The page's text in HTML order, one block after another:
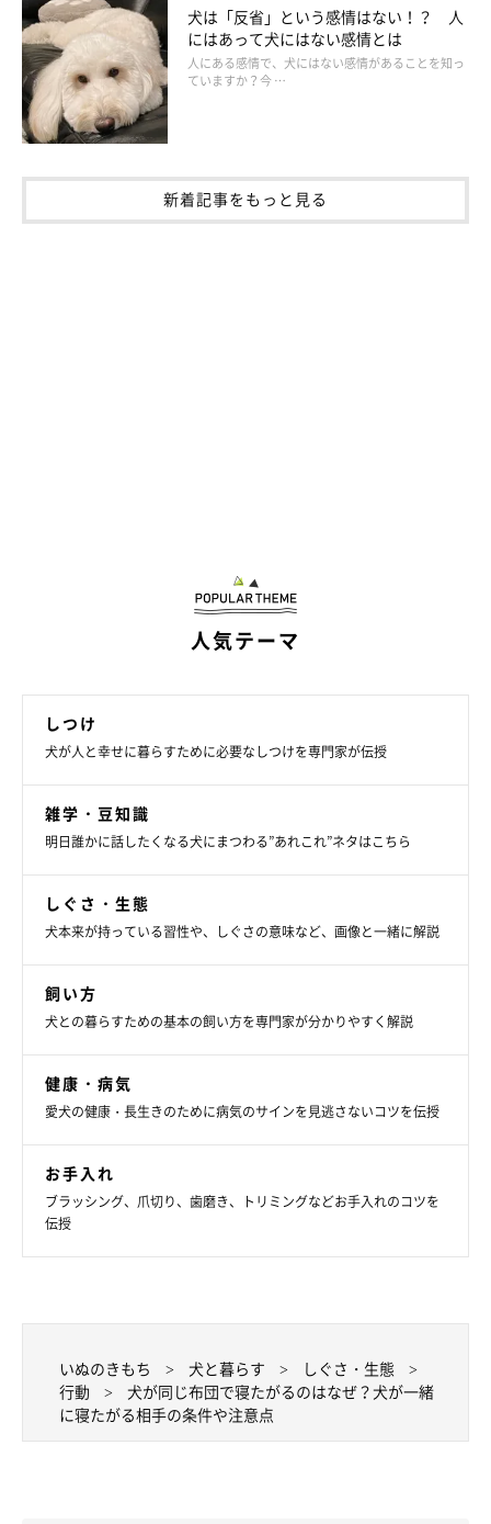
また、心理面でも愛犬が一頭で寝床で寝られるよう自立をさせて
おくことは必要です。
愛犬が心地よい睡眠をとれるよう、寝床の場所や寝具など、睡眠
環境に気を配ってあげましょう。
監修／いぬ・ねこのきもち獣医師相談室
犬は「反省」という感情はない！？ 人
にはあって犬にはない感情とは
人にある感情で、犬にはない感情があることを知っ
ていますか？今 …
新着記事をもっと見る
人気テーマ
しつけ
犬が人と幸せに暮らすために必要なしつけを専門家が伝授
雑学・豆知識
明日誰かに話したくなる犬にまつわる”あれこれ”ネタはこちら
しぐさ・生態
犬本来が持っている習性や、しぐさの意味など、画像と一緒に解説
飼い方
犬との暮らすための基本の飼い方を専門家が分かりやすく解説
健康・病気
愛犬の健康・長生きのために病気のサインを見逃さないコツを伝授
お手入れ
ブラッシング、爪切り、歯磨き、トリミングなどお手入れのコツを
伝授
いぬのきもち 犬と暮らす
しぐさ・生態
行動
犬が同じ布団で寝たがるのはなぜ？犬が一緒
に寝たがる相手の条件や注意点